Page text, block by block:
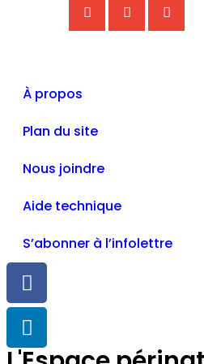
À propos
Plan du site
Nous joindre
Aide technique
S’abonner à l’infolettre